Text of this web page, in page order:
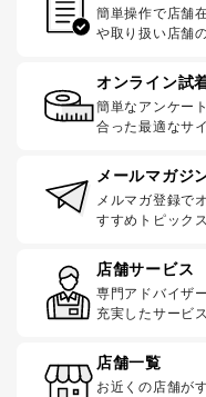
簡単操作で店舗
や取り扱い店舗
オンライン試
簡単なアンケー
合った最適なサ
メールマガジ
メルマガ登録で
すすめトピック
店舗サービス
専門アドバイザ
充実したサービ
店舗一覧
お近くの店舗が